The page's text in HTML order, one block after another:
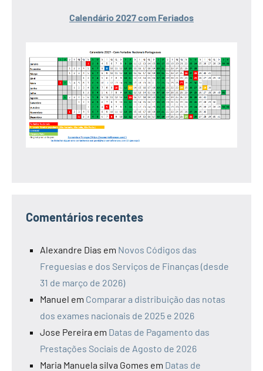
Calendário 2027 com Feriados
Comentários recentes
Alexandre Dias em Novos Códigos das
Freguesias e dos Serviços de Finanças (desde
31 de março de 2026)
Manuel em Comparar a distribuição das notas
dos exames nacionais de 2025 e 2026
Jose Pereira em Datas de Pagamento das
Prestações Sociais de Agosto de 2026
Maria Manuela silva Gomes em Datas de